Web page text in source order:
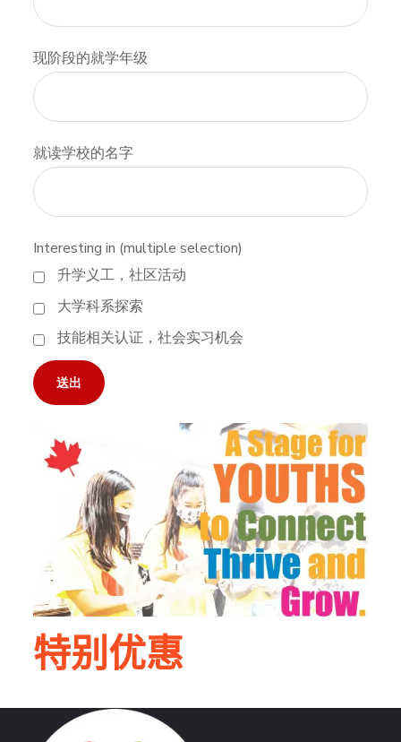
现阶段的就学年级
就读学校的名字
Interesting in (multiple selection)
升学义工，社区活动
大学科系探索
技能相关认证，社会实习机会
特别优惠